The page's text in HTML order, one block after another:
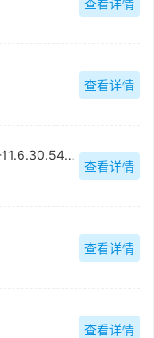
查看详情
日本快手kwai官方最新版-11.6.30.540803
查看详情
查看详情
查看详情